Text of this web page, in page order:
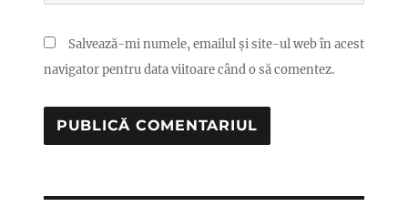
Salvează-mi numele, emailul și site-ul web în acest
navigator pentru data viitoare când o să comentez.